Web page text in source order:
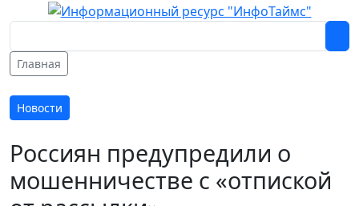
Главная
Новости
Россиян предупредили о
мошенничестве с «отпиской